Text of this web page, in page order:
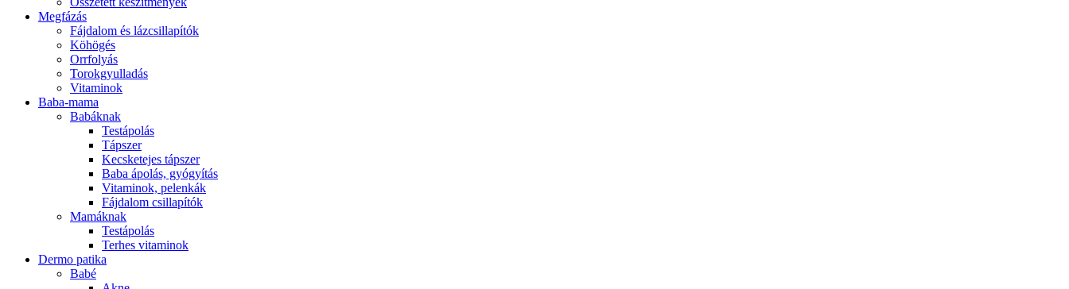
Megfázás
Fájdalom és lázcsillapítók
Köhögés
Orrfolyás
Torokgyulladás
Vitaminok
Baba-mama
Babáknak
Testápolás
Tápszer
Kecsketejes tápszer
Baba ápolás, gyógyítás
Vitaminok, pelenkák
Fájdalom csillapítók
Mamáknak
Testápolás
Terhes vitaminok
Dermo patika
Babé